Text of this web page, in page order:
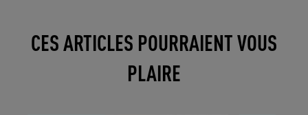
CES ARTICLES POURRAIENT VOUS
PLAIRE